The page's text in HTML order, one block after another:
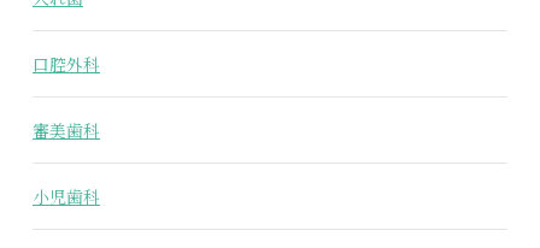
口腔外科
審美歯科
小児歯科